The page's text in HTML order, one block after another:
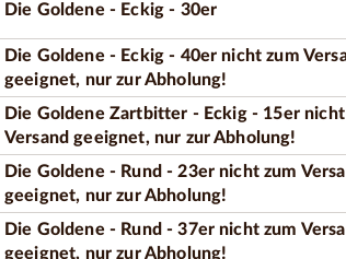
Die Goldene - Eckig - 30er
Die Goldene - Eckig - 40er nicht zum
geeignet, nur zur Abholung!
Die Goldene Zartbitter - Eckig - 15er nicht
Versand geeignet, nur zur Abholung!
Die Goldene - Rund - 23er nicht zum
geeignet, nur zur Abholung!
Die Goldene - Rund - 37er nicht zum
geeignet, nur zur Abholung!